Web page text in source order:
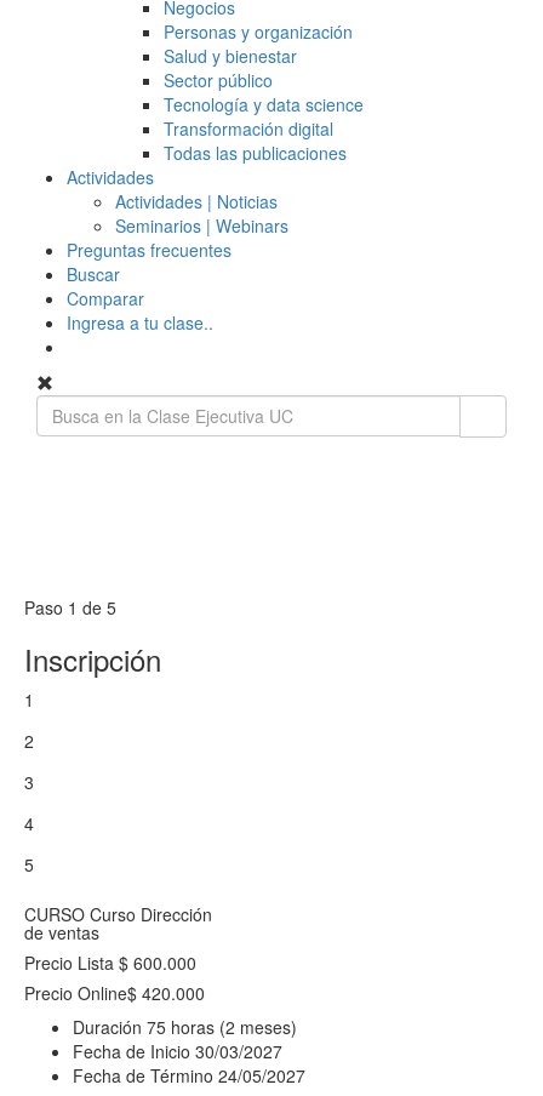
Negocios
Personas y organización
Salud y bienestar
Sector público
Tecnología y data science
Transformación digital
Todas las publicaciones
Actividades
Actividades | Noticias
Seminarios | Webinars
Preguntas frecuentes
Buscar
Comparar
Ingresa a tu clase..
Paso 1 de 5
Inscripción
1
2
3
4
5
CURSO Curso Dirección
de ventas
Precio Lista $ 600.000
Precio Online$ 420.000
Duración 75 horas (2 meses)
Fecha de Inicio 30/03/2027
Fecha de Término 24/05/2027